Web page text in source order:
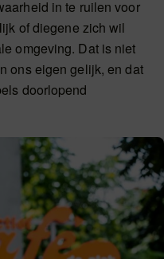
in te ruilen voor
of diegene zich wil
omgeving. Dat is niet
ons eigen gelijk, en dat
doorlopend